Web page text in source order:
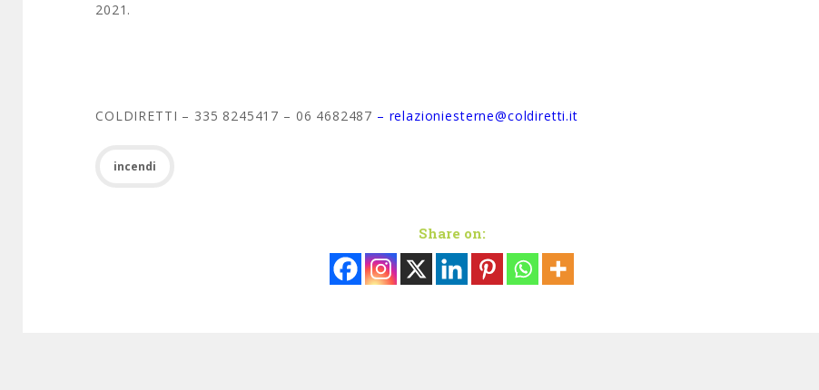
2021.
COLDIRETTI – 335 8245417 – 06 4682487 – relazioniesterne@coldiretti.it
incendi
Share on: